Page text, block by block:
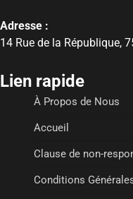
Adresse :
14 Rue de la République,
Lien rapide
À Propos de Nous
Accueil
Clause de non-
Conditions